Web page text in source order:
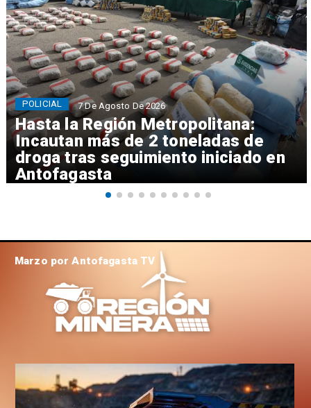
Hasta la Región Metropolitana:
Incautan más de 2 toneladas de
droga tras seguimiento iniciado en
Antofagasta
POLICIAL 7 De Agosto De 2026
Marzo por Antofagasta TV